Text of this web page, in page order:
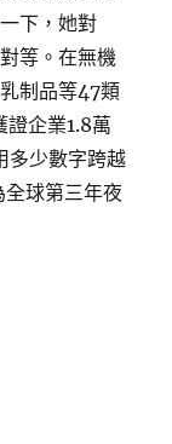
下，她對
等。在無機
制品等47類
證企業1.8萬
多少數字跨越
球第三年夜